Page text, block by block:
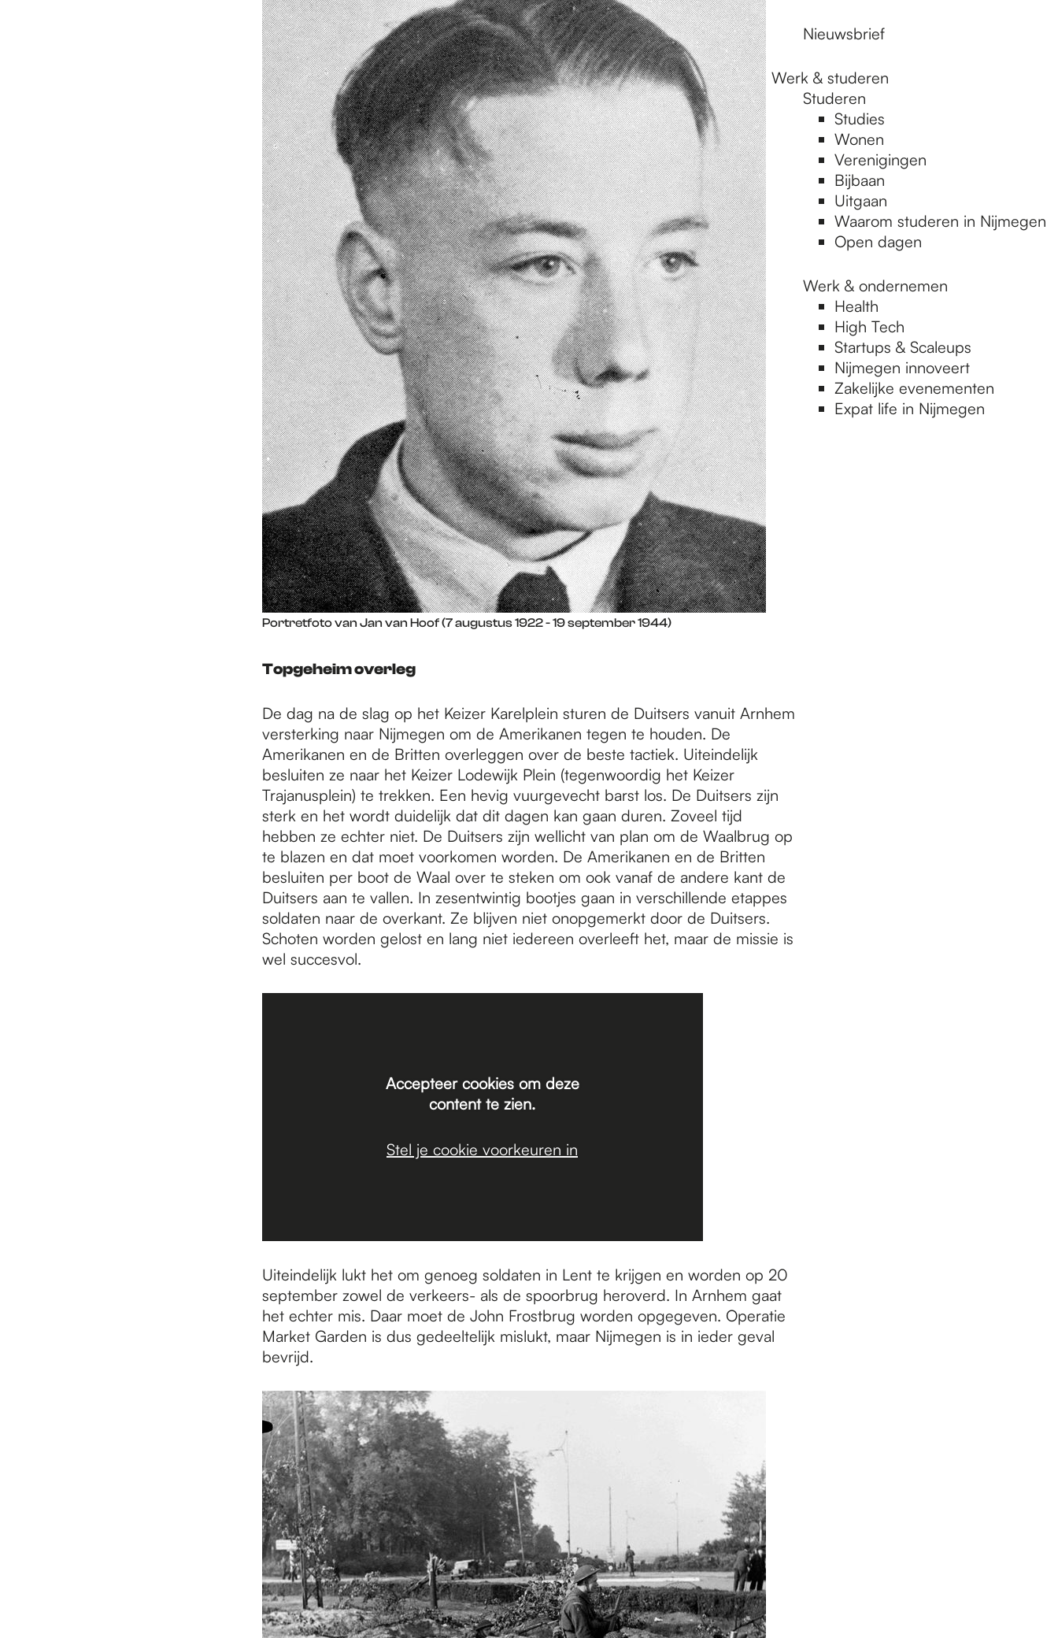
Nieuwsbrief
Werk & studeren
Studeren
Studies
Wonen
Verenigingen
Bijbaan
Uitgaan
Waarom studeren in Nijmegen
Open dagen
Werk & ondernemen
Health
High Tech
Startups & Scaleups
Nijmegen innoveert
Zakelijke evenementen
Expat life in Nijmegen
Portretfoto van Jan van Hoof (7 augustus 1922 - 19 september 1944)
Topgeheim overleg
De dag na de slag op het Keizer Karelplein sturen de Duitsers vanuit Arnhem
versterking naar Nijmegen om de Amerikanen tegen te houden. De
Amerikanen en de Britten overleggen over de beste tactiek. Uiteindelijk
besluiten ze naar het Keizer Lodewijk Plein (tegenwoordig het Keizer
Trajanusplein) te trekken. Een hevig vuurgevecht barst los. De Duitsers zijn
sterk en het wordt duidelijk dat dit dagen kan gaan duren. Zoveel tijd
hebben ze echter niet. De Duitsers zijn wellicht van plan om de Waalbrug op
te blazen en dat moet voorkomen worden. De Amerikanen en de Britten
besluiten per boot de Waal over te steken om ook vanaf de andere kant de
Duitsers aan te vallen. In zesentwintig bootjes gaan in verschillende etappes
soldaten naar de overkant. Ze blijven niet onopgemerkt door de Duitsers.
Schoten worden gelost en lang niet iedereen overleeft het, maar de missie is
wel succesvol.
Accepteer cookies om deze
content te zien.
Stel je cookie voorkeuren in
Uiteindelijk lukt het om genoeg soldaten in Lent te krijgen en worden op 20
september zowel de verkeers- als de spoorbrug heroverd. In Arnhem gaat
het echter mis. Daar moet de John Frostbrug worden opgegeven. Operatie
Market Garden is dus gedeeltelijk mislukt, maar Nijmegen is in ieder geval
bevrijd.